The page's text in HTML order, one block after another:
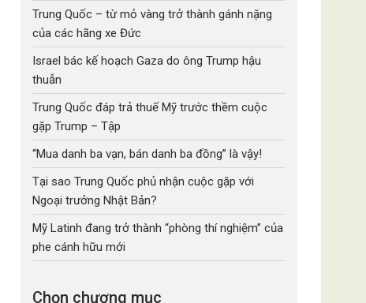
Trung Quốc – từ mỏ vàng trở thành gánh nặng
của các hãng xe Đức
Israel bác kế hoạch Gaza do ông Trump hậu
thuẫn
Trung Quốc đáp trả thuế Mỹ trước thềm cuộc
gặp Trump – Tập
“Mua danh ba vạn, bán danh ba đồng” là vậy!
Tại sao Trung Quốc phủ nhận cuộc gặp với
Ngoại trưởng Nhật Bản?
Mỹ Latinh đang trở thành “phòng thí nghiệm” của
phe cánh hữu mới
Chọn chương mục